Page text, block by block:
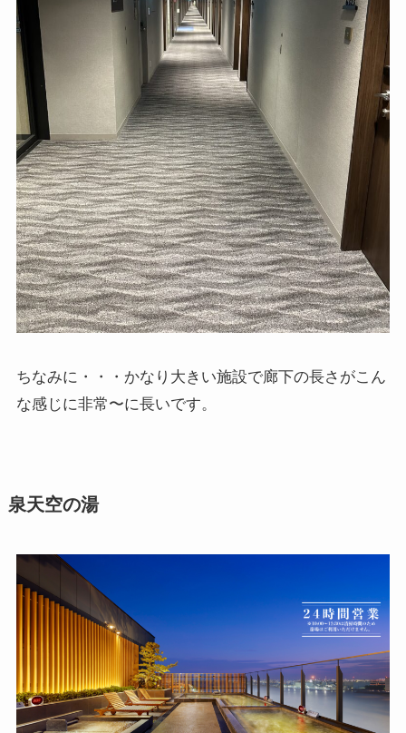
ちなみに・・・かなり大きい施設で廊下の長さがこん
な感じに非常〜に長いです。
泉天空の湯